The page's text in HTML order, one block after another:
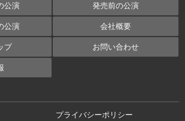
公演 発売前の公演
公演 会社概要
プ お問い合わせ
プライバシーポリシー